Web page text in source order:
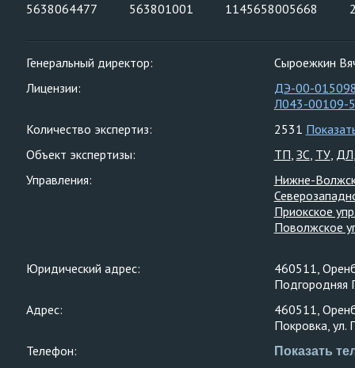
5638064477 563801001 1145658005668
Генеральный директор:
Сыроежкин
Лицензии:
ДЭ-00-
Л043-00109-
Количество экспертиз:
2531
Объект экспертизы:
ТП ЗС ТУ ДЛ
Управления:
Нижне-
Приокское
Поволжское
Юридический адрес:
460511,
Подгородняя
Адрес:
460511,
Покровка, ул.
Телефон:
Показать